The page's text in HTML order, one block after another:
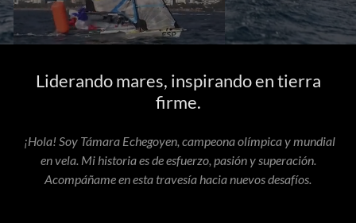
Liderando mares, inspirando en tierra
firme.
¡Hola! Soy Támara Echegoyen, campeona olímpica y mundial
en vela. Mi historia es de esfuerzo, pasión y superación.
Acompáñame en esta travesía hacia nuevos desafíos.